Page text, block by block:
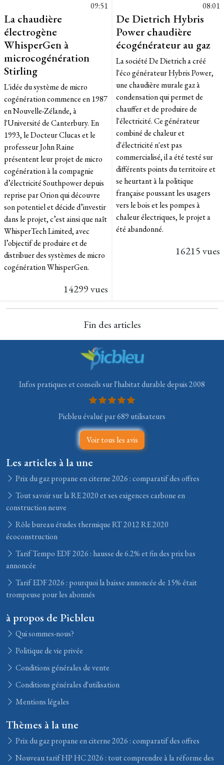
09:51
La chaudière
électrogène
WhisperGen à
microcogénération
Stirling
L'idée du système de micro
cogénération commence en 1987
en Nouvelle-Zélande, à
l'Université de Canterbury. En
1993, le Docteur Clucas et le
professeur John Raine
présentent leur projet de micro
cogénération à la compagnie
d’électricité Southpower depuis
reprise par Orion qui découvre
son potentiel et décide d’investir
dans le projet, c’est ainsi que naît
WhisperTech Limited, avec
l’objectif de produire et de
distribuer des systèmes de micro
cogénération WhisperGen.
14299 vues
08:01
De Dietrich Hybris
Power chaudière
écogénérateur au gaz
La société De Dietrich a créé
l'éco générateur Hybris Power,
une chaudière murale gaz à
condensation qui permet de
chauffer et de produire de
l'électricité. Ce générateur
combiné de chaleur et
d'électricité n'est pas
commercialisé, il a été testé sur
différents points du territoire et
se heurtant à la politique
française poussant les usagers
vers le bois et les pompes à
chaleur électriques, le projet a
été abandonné.
16215 vues
Fin des articles
Infos pratiques et conseils sur l'habitat durable depuis 2008
Picbleu évalué par 689 utilisateurs
Voir tous les avis
Les articles à la une
Prix du gaz propane en citerne 2026 : comparatif des offres
Tout savoir sur la RE 2020 et ses exigences carbone en
construction neuve
Rôle bureau études thermique RT 2012 RE 2020
écoconstruction
Tarif Tempo EDF 2026 : hausse de 6.2% et fin des prix bas
annoncée
Tarif EDF 2026 : pourquoi la baisse annoncée de 15% était
trompeuse pour les abonnés
à propos de Picbleu
Qui sommes-nous?
Politique de vie privée
Conditions générales de vente
Conditions générales d'utilisation
Mentions légales
Thèmes à la une
Prix du gaz propane en citerne 2026 : comparatif des offres
Nouveau tarif HP HC 2026 : tout comprendre à la réforme des